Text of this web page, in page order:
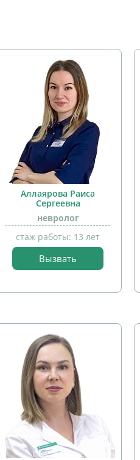
детей
Аллаярова Раиса
Сергеевна
невролог
стаж работы: 13 лет
Вызвать